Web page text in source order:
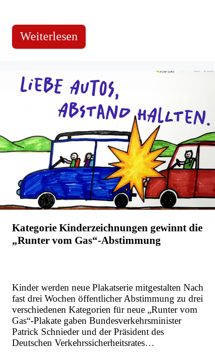
Weiterlesen
FIRE
ONE
von
TEXPORT
Kategorie Kinderzeichnungen gewinnt die
„Runter vom Gas“-Abstimmung
Kinder werden neue Plakatserie mitgestalten Nach
fast drei Wochen öffentlicher Abstimmung zu drei
verschiedenen Kategorien für neue „Runter vom
Gas“-Plakate gaben Bundesverkehrsminister
Patrick Schnieder und der Präsident des
Deutschen Verkehrssicherheitsrates…